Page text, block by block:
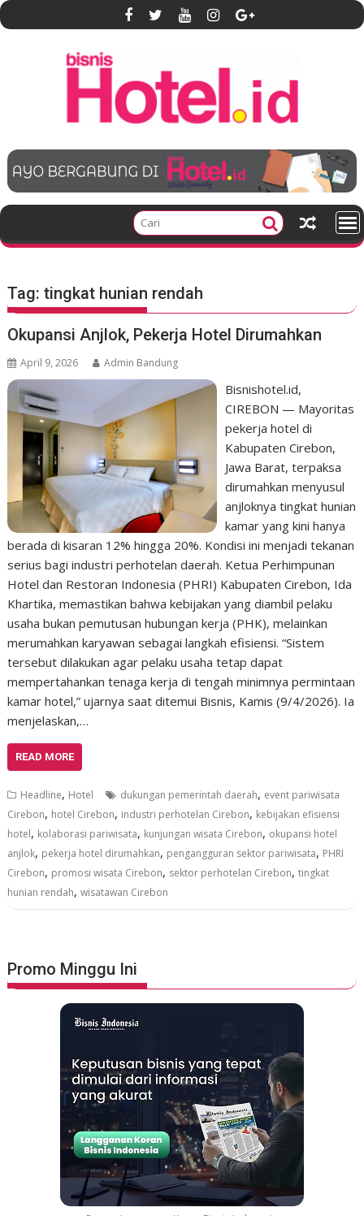
S
k
e
t
Tag:tingkat hunian rendah
Okupansi Anjlok, Pekerja Hotel Dirumahkan
April 9, 2026 Admin Bandung
Bisnishotel.id,
CIREBON — Mayoritas
pekerja hotel di
Kabupaten Cirebon,
Jawa Barat, terpaksa
dirumahkan menyusul
anjloknya tingkat hunian
kamar yang kini hanya
berada di kisaran 12% hingga 20%. Kondisi ini menjadi tekanan
serius bagi industri perhotelan daerah. Ketua Perhimpunan
Hotel dan Restoran Indonesia (PHRI) Kabupaten Cirebon, Ida
Khartika, memastikan bahwa kebijakan yang diambil pelaku
usaha bukan pemutusan hubungan kerja (PHK), melainkan
merumahkan karyawan sebagai langkah efisiensi. “Sistem
tersebut dilakukan agar pelaku usaha tetap dapat
mempertahankan tenaga kerja di tengah minimnya permintaan
kamar hotel,” ujarnya saat ditemui Bisnis, Kamis (9/4/2026). Ia
menjelaskan,…
READ MORE
Headline, Hotel dukungan pemerintah daerah, event pariwisata
Cirebon, hotel Cirebon, industri perhotelan Cirebon, kebijakan efisiensi
hotel, kolaborasi pariwisata, kunjungan wisata Cirebon, okupansi hotel
anjlok, pekerja hotel dirumahkan, pengangguran sektor pariwisata, PHRI
Cirebon, promosi wisata Cirebon, sektor perhotelan Cirebon,tingkat
hunian rendah,wisatawan Cirebon
Promo Minggu Ini